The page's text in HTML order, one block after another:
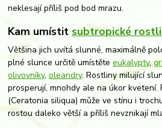
neklesají příliš pod bod mrazu.
Kam umístit subtropické
Většina jich uvítá slunné, maximálně
plné slunce určitě umístěteeukalypty,
olivovníky,oleandry. Rostliny milující
prosperují, mnohdy ale na úkor
(Ceratonia siliqua) může ve stínu i
rostou daleko větší a příliš nevznikají